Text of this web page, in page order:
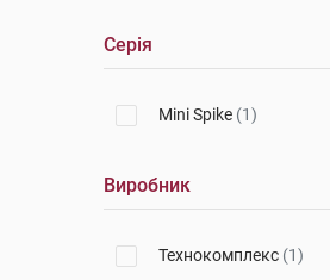
Серія
Mini Spike (1)
Виробник
Технокомплекс (1)